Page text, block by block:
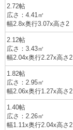
2.72帖
広さ：4.41㎡
幅2.8x奥行3.07x高さ2
2.12帖
広さ：3.43㎡
幅2.04x奥行2.27x高さ2
1.82帖
広さ：2.95㎡
幅2.06x奥行1.27x高さ2
1.40帖
広さ：2.26㎡
幅1.11x奥行2.04x高さ2